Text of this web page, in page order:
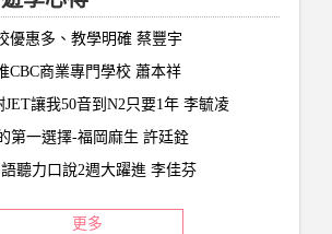
優惠多、教學明確 蔡豐宇
CBC商業專門學校 蕭本祥
JET讓我50音到N2只要1年 李毓凌
第一選擇-福岡麻生 許廷銓
語聽力口說2週大躍進 李佳芬
更多